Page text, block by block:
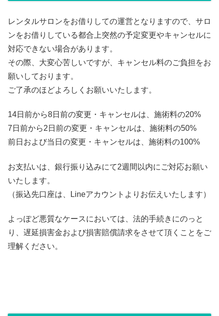
レンタルサロンをお借りしての運営となりますので、サロ
ンをお借りしている都合上突然の予定変更やキャンセルに
対応できない場合があります。
その際、大変心苦しいですが、キャンセル料のご負担をお
願いしております。
ご了承のほどよろしくお願いいたします。
14日前から8日前の変更・キャンセルは、施術料の20%
7日前から2日前の変更・キャンセルは、施術料の50%
前日および当日の変更・キャンセルは、施術料の100%
お支払いは、銀行振り込みにて2週間以内にご対応お願い
いたします。
（振込先口座は、Lineアカウントよりお伝えいたします）
よっぽど悪質なケースにおいては、法的手続きにのっと
り、遅延損害金および損害賠償請求をさせて頂くことをご
理解ください。